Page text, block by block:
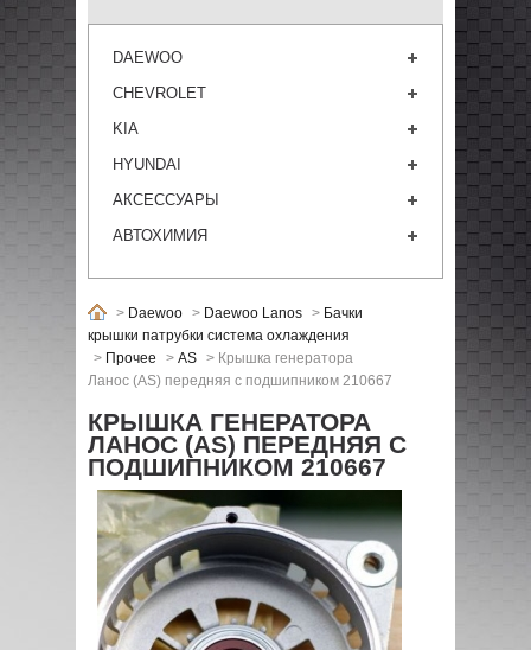
DAEWOO
CHEVROLET
KIA
HYUNDAI
АКСЕССУАРЫ
АВТОХИМИЯ
> Daewoo > Daewoo Lanos > Бачки
крышки патрубки система охлаждения
> Прочее > AS > Крышка генератора
Ланос (AS) передняя с подшипником 210667
КРЫШКА ГЕНЕРАТОРА
ЛАНОС (AS) ПЕРЕДНЯЯ С
ПОДШИПНИКОМ 210667